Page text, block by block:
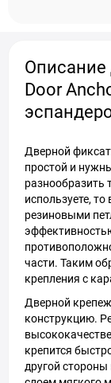
Описание
Door
Дверной
простой и
разнообразить
используете,
резиновыми
части. Таким
крепления с
Дверной
конструкцию.
крепится
другой